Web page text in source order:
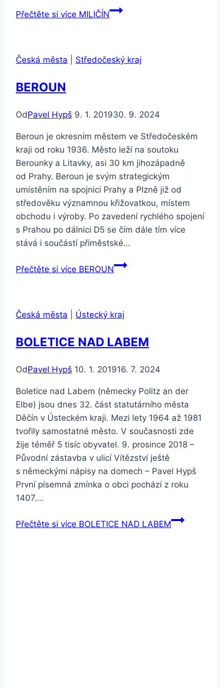
Přečtěte si více MILIČÍN
Česká města Středočeský kraj
BEROUN
OdPavel Hypš 9. 1. 201930. 9. 2024
Beroun je okresním městem ve Středočeském
kraji od roku 1936. Město leží na soutoku
Berounky a Litavky, asi 30 km jihozápadně
od Prahy. Beroun je svým strategickým
umístěním na spojnici Prahy a Plzně již od
středověku významnou křižovatkou, místem
obchodu i výroby. Po zavedení rychlého spojení
s Prahou po dálnici D5 se čím dále tím více
stává i součástí příměstské…
Přečtěte si více BEROUN
Česká města Ústecký kraj
BOLETICE NAD LABEM
OdPavel Hypš 10. 1. 201916. 7. 2024
Boletice nad Labem (německy Politz an der
Elbe) jsou dnes 32. část statutárního města
Děčín v Ústeckém kraji. Mezi lety 1964 až 1981
tvořily samostatné město. V současnosti zde
žije téměř 5 tisíc obyvatel. 9. prosince 2018 –
Původní zástavba v ulicí Vítězství ještě
s německými nápisy na domech – Pavel Hypš
První písemná zmínka o obci pochází z roku
1407….
Přečtěte si více BOLETICE NAD LABEM